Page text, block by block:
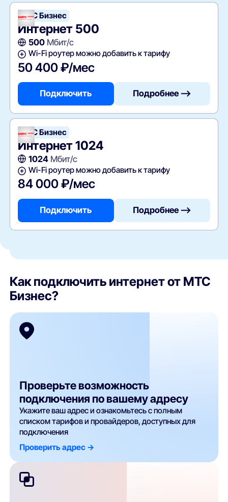
МТС Бизнес
Интернет 500
500Мбит/с
Wi-Fi роутер можно добавить к тарифу
50 400 ₽/мес
Подключить Подробнее —>
МТС Бизнес
Интернет 1024
1024Мбит/с
Wi-Fi роутер можно добавить к тарифу
84 000 ₽/мес
Подключить Подробнее —>
Как подключить интернет от МТС
Бизнес?
Проверьте возможность
подключения по вашему адресу
Укажите ваш адрес и ознакомьтесь с полным
списком тарифов и провайдеров, доступных для
подключения
Проверить адрес ->